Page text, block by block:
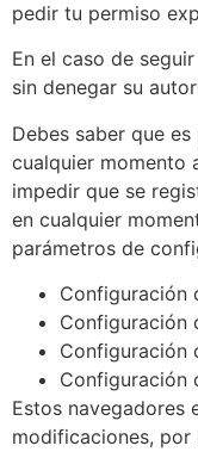
pedir tu permiso
En el caso de
sin denegar su
Debes saber que
cualquier momento
impedir que se
en cualquier
parámetros de
Configuración
Configuración
Configuración
Configuración
Estos navegadores
modificaciones,